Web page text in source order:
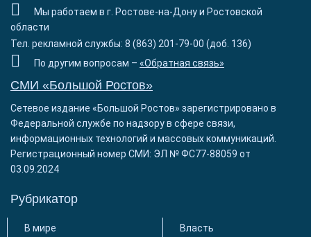
Мы работаем в г. Ростове-на-Дону и Ростовской
области
Тел. рекламной службы: 8 (863) 201-79-00 (доб. 136)
По другим вопросам – «Обратная связь»
СМИ «Большой Ростов»
Сетевое издание «Большой Ростов» зарегистрировано в
Федеральной службе по надзору в сфере связи,
информационных технологий и массовых коммуникаций.
Регистрационный номер СМИ: ЭЛ № ФС77-88059 от
03.09.2024
Рубрикатор
В мире
Власть